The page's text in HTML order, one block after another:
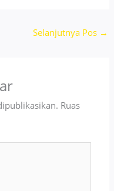
Selanjutnya Pos →
Ruas